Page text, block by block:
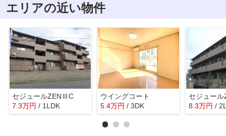
エリアの近い物件
セジュールZENⅢC
7.3万円 / 1LDK
ウイングコート
5.4万円 / 3DK
セジュー
8.3万円 /